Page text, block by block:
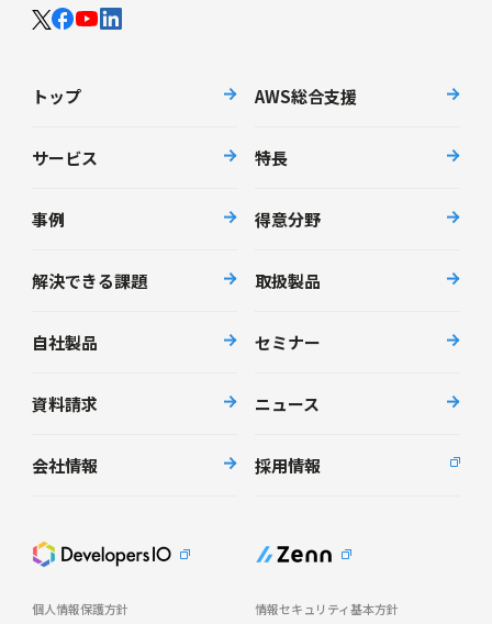
トップ AWS総合支援
サービス 特長
事例 得意分野
解決できる課題 取扱製品
自社製品 セミナー
資料請求 ニュース
会社情報 採用情報
個人情報保護方針 情報セキュリティ基本方針